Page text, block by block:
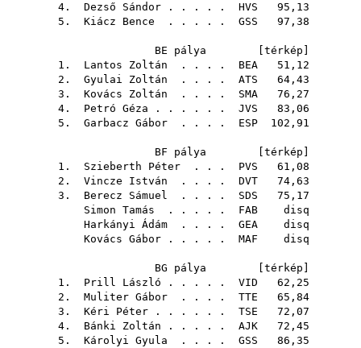
4. Dezső Sándor . . . . . HVS 95,13
5. Kiácz Bence . . . . . GSS 97,38
BE pálya [ térkép
1. Lantos Zoltán . . . . BEA 51,12
2. Gyulai Zoltán . . . . ATS 64,43
3. Kovács Zoltán . . . . SMA 76,27
4. Petró Géza . . . . . . JVS 83,06
5. Garbacz Gábor . . . . ESP 102,91
BF pálya [ térkép
1. Szieberth Péter . . . PVS 61,08
2. Vincze István . . . . DVT 74,63
3. Berecz Sámuel . . . . SDS 75,17
Simon Tamás . . . . . FAB disq
Harkányi Ádám . . . . GEA disq
Kovács Gábor . . . . . MAF disq
BG pálya [ térkép
1. Prill László . . . . . VID 62,25
2. Muliter Gábor . . . . TTE 65,84
3. Kéri Péter . . . . . . TSE 72,07
4. Bánki Zoltán . . . . . AJK 72,45
5. Károlyi Gyula . . . . GSS 86,35